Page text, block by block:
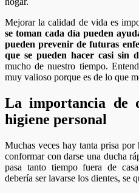
Mejorar la calidad de vida es
se toman cada día pueden
pueden prevenir de futuras
que se pueden hacer casi sin
mucho de nuestro tiempo.
muy valioso porque es de lo que
La importancia de
higiene personal
Muchas veces hay tanta prisa por
conformar con darse una ducha
pasa tanto tiempo fuera de
debería ser lavarse los dientes, se